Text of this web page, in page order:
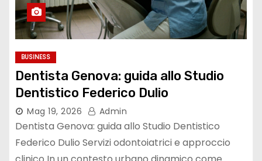
BUSINESS
Dentista Genova: guida allo Studio
Dentistico Federico Dulio
Mag 19, 2026 Admin
Dentista Genova: guida allo Studio Dentistico
Federico Dulio Servizi odontoiatrici e approccio